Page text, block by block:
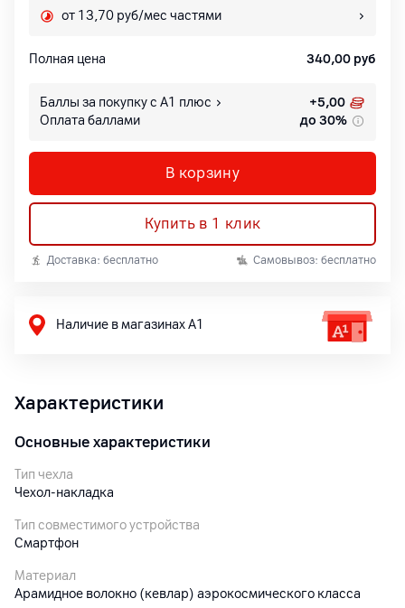
от 13,70 руб/мес частями
Полная цена 340,00 руб
Баллы за покупку с А1 плюс +5,00
Оплата баллами
до 30%
В корзину
Купить в 1 клик
Доставка: бесплатно Самовывоз: бесплатно
Наличие в магазинах А1
Характеристики
Основные характеристики
Тип чехла
Чехол-накладка
Тип совместимого устройства
Смартфон
Материал
Арамидное волокно (кевлар) аэрокосмического класса